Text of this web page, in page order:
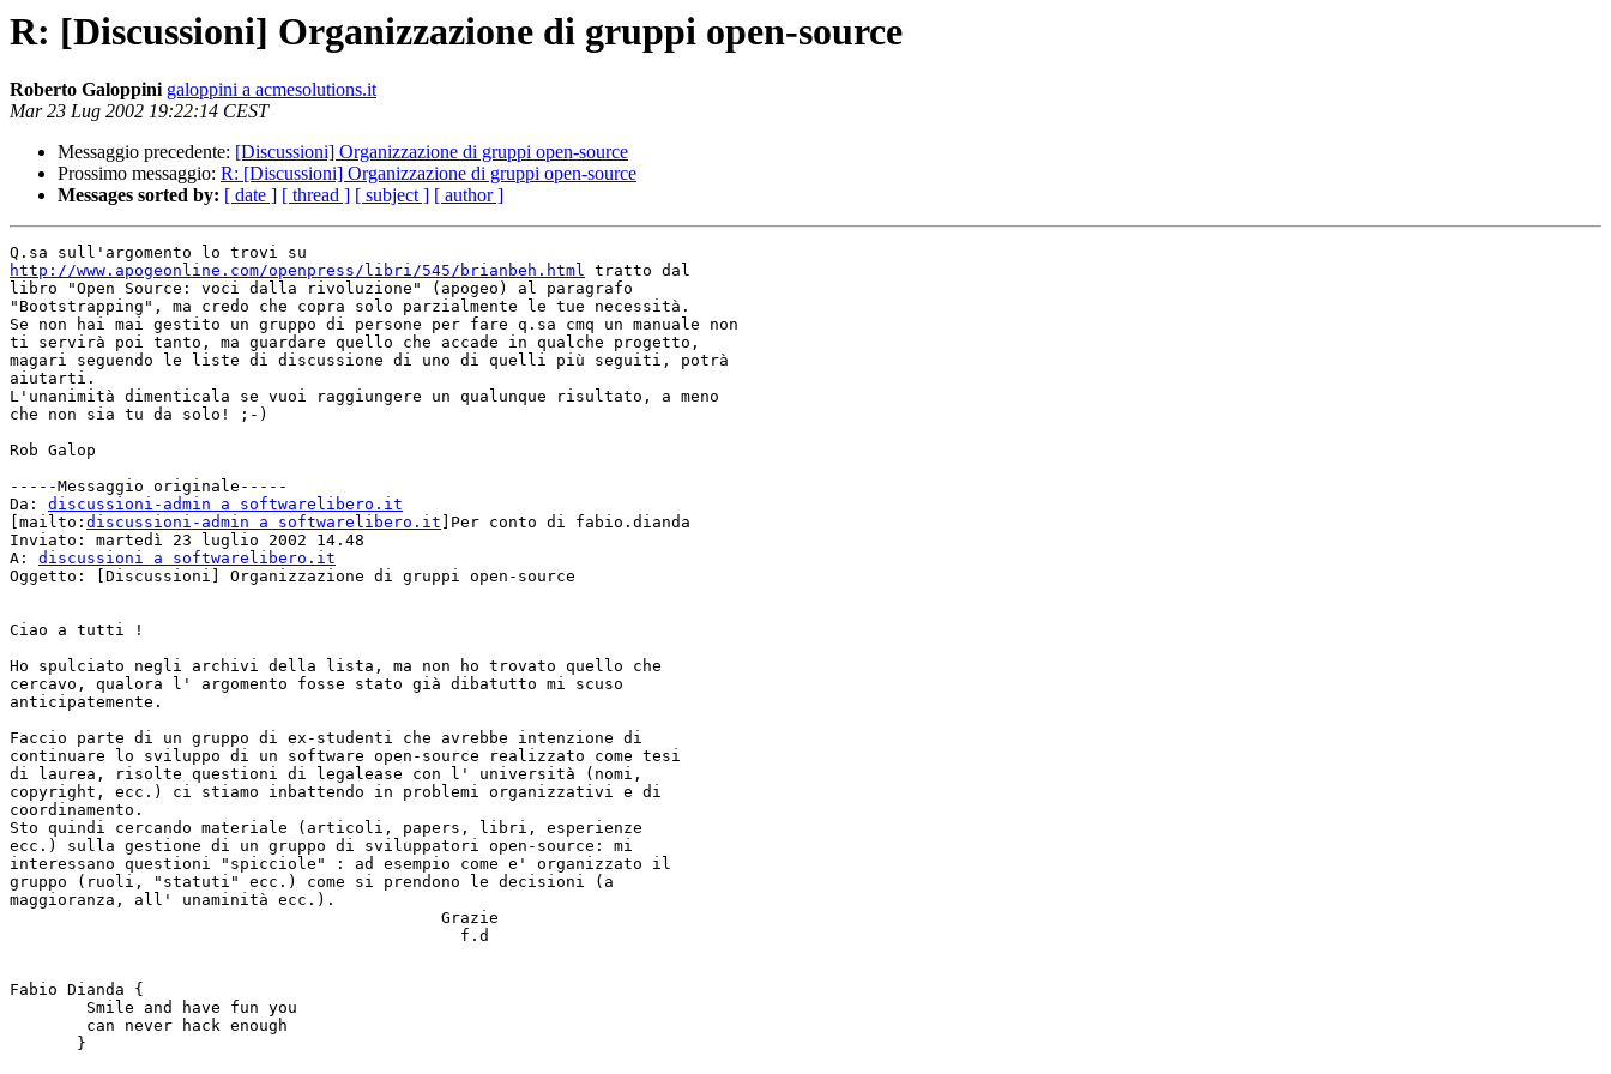
R: [Discussioni] Organizzazione di gruppi open-source
Roberto Galoppini galoppini a acmesolutions.it
Mar 23 Lug 2002 19:22:14 CEST
Messaggio precedente: [Discussioni] Organizzazione di gruppi open-source
Prossimo messaggio: R: [Discussioni] Organizzazione di gruppi open-source
Messages sorted by: [ date ] [ thread ] [ subject ] [ author ]
http://www.apogeonline.com/openpress/libri/545/brianbeh.html tratto dal
libro "Open Source: voci dalla rivoluzione" (apogeo) al paragrafo
"Bootstrapping", ma credo che copra solo parzialmente le tue necessità.
Se non hai mai gestito un gruppo di persone per fare q.sa cmq un manuale non
ti servirà poi tanto, ma guardare quello che accade in qualche progetto,
magari seguendo le liste di discussione di uno di quelli più seguiti, potrà
aiutarti.
L'unanimità dimenticala se vuoi raggiungere un qualunque risultato, a meno
che non sia tu da solo! ;-)
Rob Galop
-----Messaggio originale-----
Da: discussioni-admin a softwarelibero.it
[mailto: discussioni-admin a softwarelibero.it ]Per conto di fabio.dianda
Inviato: martedì 23 luglio 2002 14.48
A: discussioni a softwarelibero.it
Oggetto: [Discussioni] Organizzazione di gruppi open-source
Ciao a tutti !
Ho spulciato negli archivi della lista, ma non ho trovato quello che
cercavo, qualora l' argomento fosse stato già dibatutto mi scuso
anticipatemente.
Faccio parte di un gruppo di ex-studenti che avrebbe intenzione di
continuare lo sviluppo di un software open-source realizzato come tesi
di laurea, risolte questioni di legalease con l' università (nomi,
copyright, ecc.) ci stiamo inbattendo in problemi organizzativi e di
coordinamento.
Sto quindi cercando materiale (articoli, papers, libri, esperienze
ecc.) sulla gestione di un gruppo di sviluppatori open-source: mi
interessano questioni "spicciole" : ad esempio come e' organizzato il
gruppo (ruoli, "statuti" ecc.) come si prendono le decisioni (a
maggioranza, all' unaminità ecc.).
Fabio Dianda {